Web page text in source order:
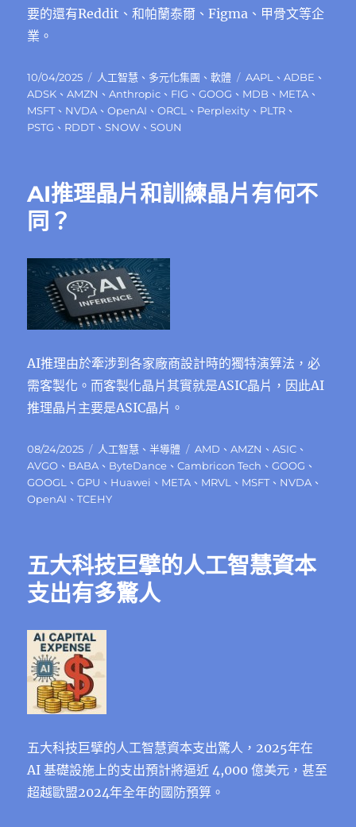
要的還有Reddit、和帕蘭泰爾、Figma、甲骨文等企
業。
發
佈
日
期:
10/04/2025
分
類
人工智慧 、 多元化集團 、軟體
標
籤
AAPL 、ADBE 、
ADSK 、AMZN 、Anthropic 、 FIG 、GOOG 、 MDB 、 META 、
MSFT、 NVDA 、OpenAI 、ORCL 、 Perplexity 、 PLTR 、
PSTG 、 RDDT、SNOW 、SOUN
AI推理晶片和訓練晶片有何不
同？
AI推理由於牽涉到各家廠商設計時的獨特演算法，必
需客製化。而客製化晶片其實就是ASIC晶片，因此AI
推理晶片主要是ASIC晶片。
發
佈
日
期:
08/24/2025
分
類
人工智慧 、半導體
標
籤
AMD 、AMZN 、ASIC 、
AVGO 、 BABA 、 ByteDance 、Cambricon Tech 、GOOG 、
GOOGL
、GPU 、 Huawei 、 META 、 MRVL 、 MSFT、 NVDA 、
OpenAI 、TCEHY
五大科技巨擘的人工智慧資本
支出有多驚人
五大科技巨擘的人工智慧資本支出驚人，2025年在
AI 基礎設施上的支出預計將逼近 4,000 億美元，甚至
超越歐盟2024年全年的國防預算。